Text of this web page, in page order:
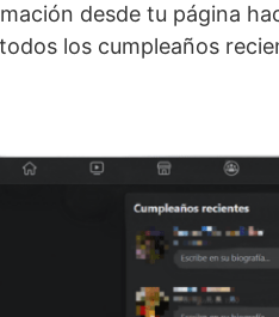
desde tu página
los cumpleaños